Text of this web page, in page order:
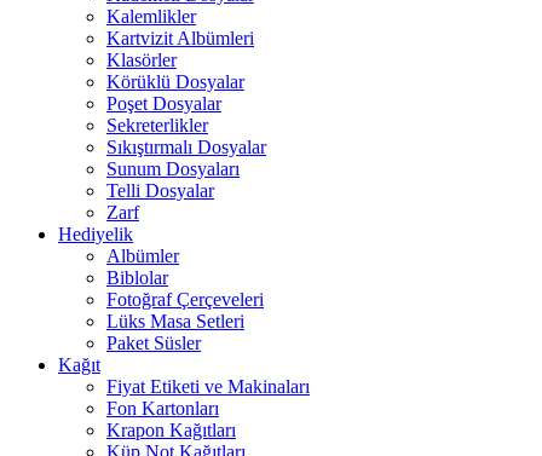
Kalemlikler
Kartvizit Albümleri
Klasörler
Körüklü Dosyalar
Poşet Dosyalar
Sekreterlikler
Sıkıştırmalı Dosyalar
Sunum Dosyaları
Telli Dosyalar
Zarf
Hediyelik
Albümler
Biblolar
Fotoğraf Çerçeveleri
Lüks Masa Setleri
Paket Süsler
Kağıt
Fiyat Etiketi ve Makinaları
Fon Kartonları
Krapon Kağıtları
Küp Not Kağıtları